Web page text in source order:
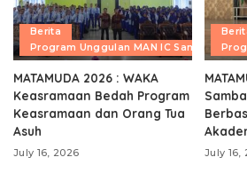
Berita
Program Unggulan MAN IC Sambas
MATAMUDA 2026 : WAKA
Keasramaan Bedah Program
Keasramaan dan Orang Tua
Asuh
July 16, 2026 July 16,